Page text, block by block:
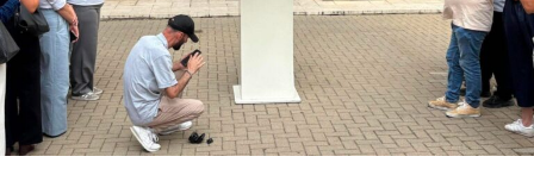
përputhen dhe është bindja ime që ka një dallim drastik
midis rezultatit zgjedhor dhe kërkesave të Lidhjes
Demokratike të Kosovës”, deklaroi Kurti pas takimit me
Abdixhikun. /Ekonomia Online/